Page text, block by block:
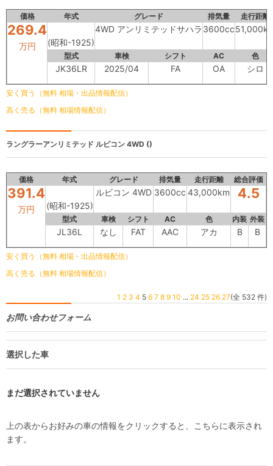
価格 年式 グレード 排気量 走行距離
269.4
万円 (昭和-1925)
4WD アンリミテッドサハラ 3600cc
型式 車検 シフト AC 色
JK36LR 2025/04 FA OA シロ
安く買う（無料 相場・出品情報配信）
高く売る（無料 相場情報配信）
ラングラーアンリミテッド ルビコン 4WD ()
価格 年式 グレード 排気量 走行距離 総合評価
391.4
万円 (昭和-1925)
ルビコン 4WD 3600cc 43,000km 4.5
型式 車検 シフト AC 色 内装 外装
JL36L なし FAT AAC アカ B B
安く買う（無料 相場・出品情報配信）
高く売る（無料 相場情報配信）
1 2 3 4 5 6 7 8 9 10 ... 24 25 26 27(全 532 件)
お問い合わせフォーム
選択した車
まだ選択されていません
上の表からお好みの車の情報をクリックすると、こちらに表示され
ます。